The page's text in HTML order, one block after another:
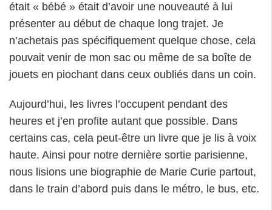
était « bébé » était d’avoir une nouveauté à lui
présenter au début de chaque long trajet. Je
n’achetais pas spécifiquement quelque chose, cela
pouvait venir de mon sac ou même de sa boîte de
jouets en piochant dans ceux oubliés dans un coin.
Aujourd’hui, les livres l’occupent pendant des
heures et j’en profite autant que possible. Dans
certains cas, cela peut-être un livre que je lis à voix
haute. Ainsi pour notre dernière sortie parisienne,
nous lisions une biographie de Marie Curie partout,
dans le train d’abord puis dans le métro, le bus, etc.